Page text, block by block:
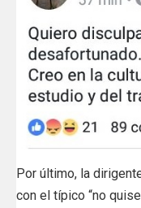
Por último, la
con el típico “no